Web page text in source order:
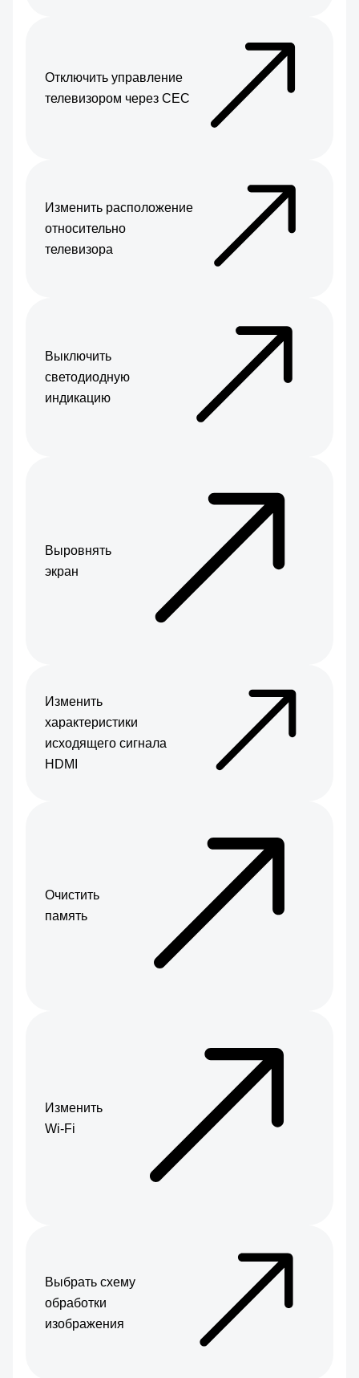
Отключить управление
телевизором через CEC
Изменить расположение
относительно
телевизора
Выключить
светодиодную
индикацию
Выровнять
экран
Изменить
характеристики
исходящего сигнала
HDMI
Очистить
память
Изменить
Wi-Fi
Выбрать схему
обработки
изображения